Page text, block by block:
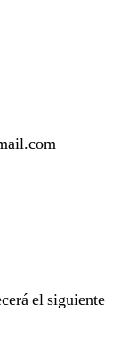
el siguiente